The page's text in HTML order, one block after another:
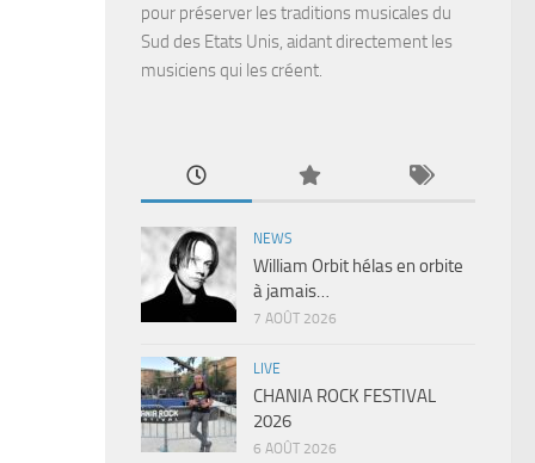
pour préserver les traditions musicales du
Sud des Etats Unis, aidant directement les
musiciens qui les créent.
NEWS
William Orbit hélas en orbite
à jamais…
7 AOÛT 2026
LIVE
CHANIA ROCK FESTIVAL
2026
6 AOÛT 2026